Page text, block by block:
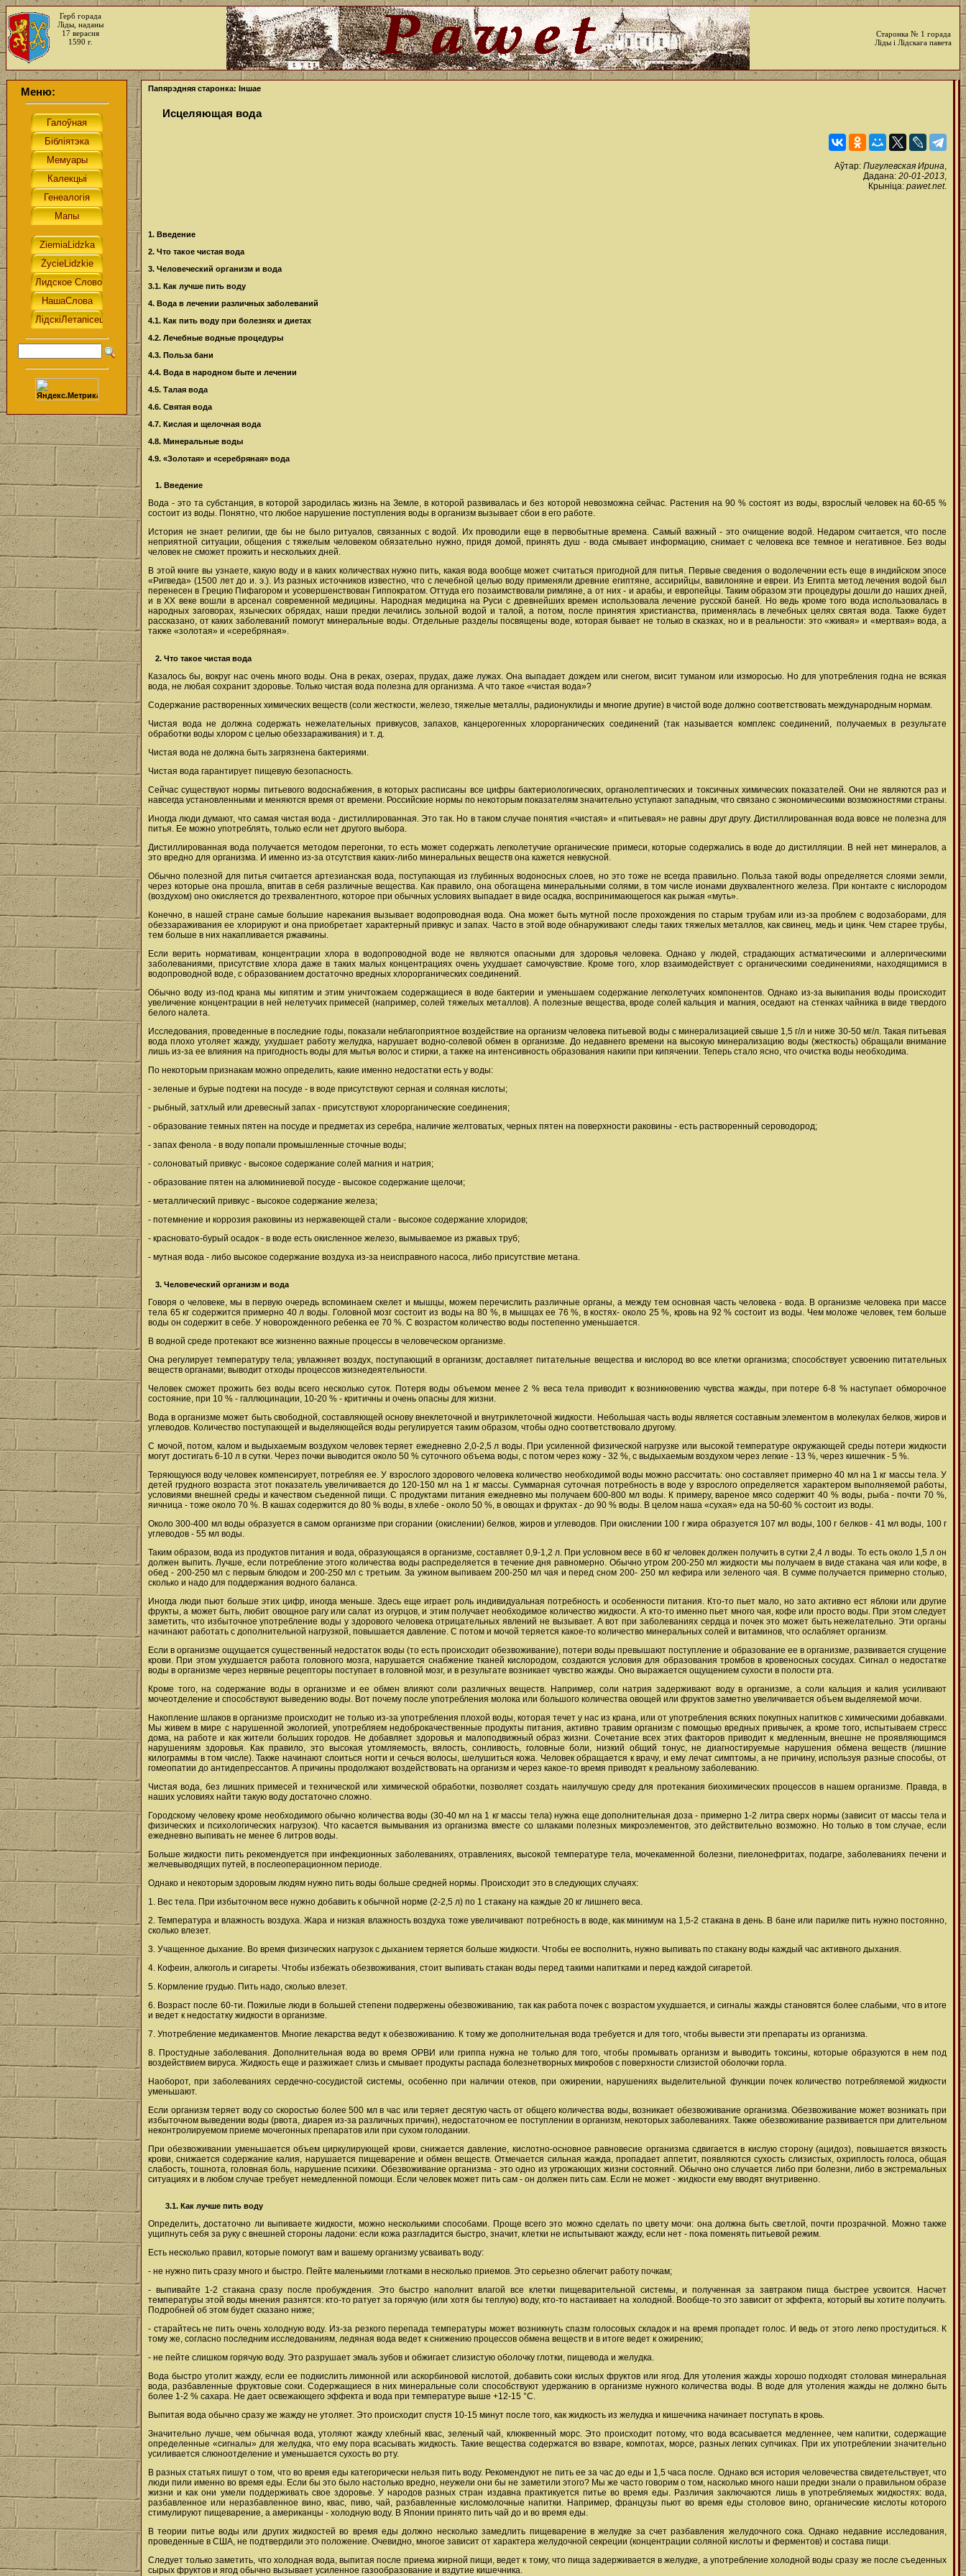
Герб горада
Ліды, наданы
17 верасня
1590 г.
Старонка № 1 горада
Ліды і Лідскага павета
Меню: Папярэдняя старонка: Іншае
Исцеляющая вода
Аўтар: Пигулевская Ирина,
Дадана: 20-01-2013,
Крыніца: pawet.net.
1. Введение
2. Что такое чистая вода
3. Человеческий организм и вода
3.1. Как лучше пить воду
4. Вода в лечении различных заболеваний
4.1. Как пить воду при болезнях и диетах
4.2. Лечебные водные процедуры
4.3. Польза бани
4.4. Вода в народном быте и лечении
4.5. Талая вода
4.6. Святая вода
4.7. Кислая и щелочная вода
4.8. Минеральные воды
4.9. «Золотая» и «серебряная» вода
1. Введение
Вода - это та субстанция, в которой зародилась жизнь на Земле, в которой развивалась и без которой невозможна сейчас. Растения на 90 % состоят из воды, взрослый человек на 60-65 %
состоит из воды. Понятно, что любое нарушение поступления воды в организм вызывает сбои в его работе.
История не знает религии, где бы не было ритуалов, связанных с водой. Их проводили еще в первобытные времена. Самый важный - это очищение водой. Недаром считается, что после
неприятной ситуации, общения с тяжелым человеком обязательно нужно, придя домой, принять душ - вода смывает информацию, снимает с человека все темное и негативное. Без воды
человек не сможет прожить и нескольких дней.
В этой книге вы узнаете, какую воду и в каких количествах нужно пить, какая вода вообще может считаться пригодной для питья. Первые сведения о водолечении есть еще в индийском эпосе
«Ригведа» (1500 лет до и. э.). Из разных источников известно, что с лечебной целью воду применяли древние египтяне, ассирийцы, вавилоняне и евреи. Из Египта метод лечения водой был
перенесен в Грецию Пифагором и усовершенствован Гиппократом. Оттуда его позаимствовали римляне, а от них - и арабы, и европейцы. Таким образом эти процедуры дошли до наших дней,
и в ХХ веке вошли в арсенал современной медицины. Народная медицина на Руси с древнейших времен использовала лечение русской баней. Но ведь кроме того вода использовалась в
народных заговорах, языческих обрядах, наши предки лечились зольной водой и талой, а потом, после принятия христианства, применялась в лечебных целях святая вода. Также будет
рассказано, от каких заболеваний помогут минеральные воды. Отдельные разделы посвящены воде, которая бывает не только в сказках, но и в реальности: это «живая» и «мертвая» вода, а
также «золотая» и «серебряная».
2. Что такое чистая вода
Казалось бы, вокруг нас очень много воды. Она в реках, озерах, прудах, даже лужах. Она выпадает дождем или снегом, висит туманом или изморосью. Но для употребления годна не всякая
вода, не любая сохранит здоровье. Только чистая вода полезна для организма. А что такое «чистая вода»?
Содержание растворенных химических веществ (соли жесткости, железо, тяжелые металлы, радионуклиды и многие другие) в чистой воде должно соответствовать международным нормам.
Чистая вода не должна содержать нежелательных привкусов, запахов, канцерогенных хлорорганических соединений (так называется комплекс соединений, получаемых в результате
обработки воды хлором с целью обеззараживания) и т. д.
Чистая вода не должна быть загрязнена бактериями.
Чистая вода гарантирует пищевую безопасность.
Сейчас существуют нормы питьевого водоснабжения, в которых расписаны все цифры бактериологических, органолептических и токсичных химических показателей. Они не являются раз и
навсегда установленными и меняются время от времени. Российские нормы по некоторым показателям значительно уступают западным, что связано с экономическими возможностями страны.
Иногда люди думают, что самая чистая вода - дистиллированная. Это так. Но в таком случае понятия «чистая» и «питьевая» не равны друг другу. Дистиллированная вода вовсе не полезна для
питья. Ее можно употреблять, только если нет другого выбора.
Дистиллированная вода получается методом перегонки, то есть может содержать легколетучие органические примеси, которые содержались в воде до дистилляции. В ней нет минералов, а
это вредно для организма. И именно из-за отсутствия каких-либо минеральных веществ она кажется невкусной.
Обычно полезной для питья считается артезианская вода, поступающая из глубинных водоносных слоев, но это тоже не всегда правильно. Польза такой воды определяется слоями земли,
через которые она прошла, впитав в себя различные вещества. Как правило, она обогащена минеральными солями, в том числе ионами двухвалентного железа. При контакте с кислородом
(воздухом) оно окисляется до трехвалентного, которое при обычных условиях выпадает в виде осадка, воспринимающегося как рыжая «муть».
Конечно, в нашей стране самые большие нарекания вызывает водопроводная вода. Она может быть мутной после прохождения по старым трубам или из-за проблем с водозаборами, для
обеззараживания ее хлорируют и она приобретает характерный привкус и запах. Часто в этой воде обнаруживают следы таких тяжелых металлов, как свинец, медь и цинк. Чем старее трубы,
тем больше в них накапливается ржавчины.
Если верить нормативам, концентрации хлора в водопроводной воде не являются опасными для здоровья человека. Однако у людей, страдающих астматическими и аллергическими
заболеваниями, присутствие хлора даже в таких малых концентрациях очень ухудшает самочувствие. Кроме того, хлор взаимодействует с органическими соединениями, находящимися в
водопроводной воде, с образованием достаточно вредных хлорорганических соединений.
Обычно воду из-под крана мы кипятим и этим уничтожаем содержащиеся в воде бактерии и уменьшаем содержание легколетучих компонентов. Однако из-за выкипания воды происходит
увеличение концентрации в ней нелетучих примесей (например, солей тяжелых металлов). А полезные вещества, вроде солей кальция и магния, оседают на стенках чайника в виде твердого
белого налета.
Исследования, проведенные в последние годы, показали неблагоприятное воздействие на организм человека питьевой воды с минерализацией свыше 1,5 г/л и ниже 30-50 мг/л. Такая питьевая
вода плохо утоляет жажду, ухудшает работу желудка, нарушает водно-солевой обмен в организме. До недавнего времени на высокую минерализацию воды (жесткость) обращали внимание
лишь из-за ее влияния на пригодность воды для мытья волос и стирки, а также на интенсивность образования накипи при кипячении. Теперь стало ясно, что очистка воды необходима.
По некоторым признакам можно определить, какие именно недостатки есть у воды:
- зеленые и бурые подтеки на посуде - в воде присутствуют серная и соляная кислоты;
- рыбный, затхлый или древесный запах - присутствуют хлорорганические соединения;
- образование темных пятен на посуде и предметах из серебра, наличие желтоватых, черных пятен на поверхности раковины - есть растворенный сероводород;
- запах фенола - в воду попали промышленные сточные воды;
- солоноватый привкус - высокое содержание солей магния и натрия;
- образование пятен на алюминиевой посуде - высокое содержание щелочи;
- металлический привкус - высокое содержание железа;
- потемнение и коррозия раковины из нержавеющей стали - высокое содержание хлоридов;
- красновато-бурый осадок - в воде есть окисленное железо, вымываемое из ржавых труб;
- мутная вода - либо высокое содержание воздуха из-за неисправного насоса, либо присутствие метана.
3. Человеческий организм и вода
Говоря о человеке, мы в первую очередь вспоминаем скелет и мышцы, можем перечислить различные органы, а между тем основная часть человека - вода. В организме человека при массе
тела 65 кг содержится примерно 40 л воды. Головной мозг состоит из воды на 80 %, в мышцах ее 76 %, в костях- около 25 %, кровь на 92 % состоит из воды. Чем моложе человек, тем больше
воды он содержит в себе. У новорожденного ребенка ее 70 %. С возрастом количество воды постепенно уменьшается.
В водной среде протекают все жизненно важные процессы в человеческом организме.
Она регулирует температуру тела; увлажняет воздух, поступающий в организм; доставляет питательные вещества и кислород во все клетки организма; способствует усвоению питательных
веществ органами; выводит отходы процессов жизнедеятельности.
Человек сможет прожить без воды всего несколько суток. Потеря воды объемом менее 2 % веса тела приводит к возникновению чувства жажды, при потере 6-8 % наступает обморочное
состояние, при 10 % - галлюцинации, 10-20 % - критичны и очень опасны для жизни.
Вода в организме может быть свободной, составляющей основу внеклеточной и внутриклеточной жидкости. Небольшая часть воды является составным элементом в молекулах белков, жиров и
углеводов. Количество поступающей и выделяющейся воды регулируется таким образом, чтобы одно соответствовало другому.
С мочой, потом, калом и выдыхаемым воздухом человек теряет ежедневно 2,0-2,5 л воды. При усиленной физической нагрузке или высокой температуре окружающей среды потери жидкости
могут достигать 6-10 л в сутки. Через почки выводится около 50 % суточного объема воды, с потом через кожу - 32 %, с выдыхаемым воздухом через легкие - 13 %, через кишечник - 5 %.
Теряющуюся воду человек компенсирует, потребляя ее. У взрослого здорового человека количество необходимой воды можно рассчитать: оно составляет примерно 40 мл на 1 кг массы тела. У
детей грудного возраста этот показатель увеличивается до 120-150 мл на 1 кг массы. Суммарная суточная потребность в воде у взрослого определяется характером выполняемой работы,
условиями внешней среды и качеством съеденной пищи. С продуктами питания ежедневно мы получаем 600-800 мл воды. К примеру, вареное мясо содержит 40 % воды, рыба - почти 70 %,
яичница - тоже около 70 %. В кашах содержится до 80 % воды, в хлебе - около 50 %, в овощах и фруктах - до 90 % воды. В целом наша «сухая» еда на 50-60 % состоит из воды.
Около 300-400 мл воды образуется в самом организме при сгорании (окислении) белков, жиров и углеводов. При окислении 100 г жира образуется 107 мл воды, 100 г белков - 41 мл воды, 100 г
углеводов - 55 мл воды.
Таким образом, вода из продуктов питания и вода, образующаяся в организме, составляет 0,9-1,2 л. При условном весе в 60 кг человек должен получить в сутки 2,4 л воды. То есть около 1,5 л он
должен выпить. Лучше, если потребление этого количества воды распределяется в течение дня равномерно. Обычно утром 200-250 мл жидкости мы получаем в виде стакана чая или кофе, в
обед - 200-250 мл с первым блюдом и 200-250 мл с третьим. За ужином выпиваем 200-250 мл чая и перед сном 200- 250 мл кефира или зеленого чая. В сумме получается примерно столько,
сколько и надо для поддержания водного баланса.
Иногда люди пьют больше этих цифр, иногда меньше. Здесь еще играет роль индивидуальная потребность и особенности питания. Кто-то пьет мало, но зато активно ест яблоки или другие
фрукты, а может быть, любит овощное рагу или салат из огурцов, и этим получает необходимое количество жидкости. А кто-то именно пьет много чая, кофе или просто воды. При этом следует
заметить, что избыточное употребление воды у здорового человека отрицательных явлений не вызывает. А вот при заболеваниях сердца и почек это может быть нежелательно. Эти органы
начинают работать с дополнительной нагрузкой, повышается давление. С потом и мочой теряется какое-то количество минеральных солей и витаминов, что ослабляет организм.
Если в организме ощущается существенный недостаток воды (то есть происходит обезвоживание), потери воды превышают поступление и образование ее в организме, развивается сгущение
крови. При этом ухудшается работа головного мозга, нарушается снабжение тканей кислородом, создаются условия для образования тромбов в кровеносных сосудах. Сигнал о недостатке
воды в организме через нервные рецепторы поступает в головной мозг, и в результате возникает чувство жажды. Оно выражается ощущением сухости в полости рта.
Кроме того, на содержание воды в организме и ее обмен влияют соли различных веществ. Например, соли натрия задерживают воду в организме, а соли кальция и калия усиливают
мочеотделение и способствуют выведению воды. Вот почему после употребления молока или большого количества овощей или фруктов заметно увеличивается объем выделяемой мочи.
Накопление шлаков в организме происходит не только из-за употребления плохой воды, которая течет у нас из крана, или от употребления всяких покупных напитков с химическими добавками.
Мы живем в мире с нарушенной экологией, употребляем недоброкачественные продукты питания, активно травим организм с помощью вредных привычек, а кроме того, испытываем стресс
дома, на работе и как жители больших городов. Не добавляет здоровья и малоподвижный образ жизни. Сочетание всех этих факторов приводит к медленным, внешне не проявляющимся
нарушениям здоровья. Как правило, это высокая утомляемость, вялость, сонливость, головные боли, низкий общий тонус, не диагностируемые нарушения обмена веществ (лишние
килограммы в том числе). Также начинают слоиться ногти и сечься волосы, шелушиться кожа. Человек обращается к врачу, и ему лечат симптомы, а не причину, используя разные способы, от
гомеопатии до антидепрессантов. А причины продолжают воздействовать на организм и через какое-то время приводят к реальному заболеванию.
Чистая вода, без лишних примесей и технической или химической обработки, позволяет создать наилучшую среду для протекания биохимических процессов в нашем организме. Правда, в
наших условиях найти такую воду достаточно сложно.
Городскому человеку кроме необходимого обычно количества воды (30-40 мл на 1 кг массы тела) нужна еще дополнительная доза - примерно 1-2 литра сверх нормы (зависит от массы тела и
физических и психологических нагрузок). Что касается вымывания из организма вместе со шлаками полезных микроэлементов, это действительно возможно. Но только в том случае, если
ежедневно выпивать не менее 6 литров воды.
Больше жидкости пить рекомендуется при инфекционных заболеваниях, отравлениях, высокой температуре тела, мочекаменной болезни, пиелонефритах, подагре, заболеваниях печени и
желчевыводящих путей, в послеоперационном периоде.
Однако и некоторым здоровым людям нужно пить воды больше средней нормы. Происходит это в следующих случаях:
1. Вес тела. При избыточном весе нужно добавить к обычной норме (2-2,5 л) по 1 стакану на каждые 20 кг лишнего веса.
2. Температура и влажность воздуха. Жара и низкая влажность воздуха тоже увеличивают потребность в воде, как минимум на 1,5-2 стакана в день. В бане или парилке пить нужно постоянно,
сколько влезет.
3. Учащенное дыхание. Во время физических нагрузок с дыханием теряется больше жидкости. Чтобы ее восполнить, нужно выпивать по стакану воды каждый час активного дыхания.
4. Кофеин, алкоголь и сигареты. Чтобы избежать обезвоживания, стоит выпивать стакан воды перед такими напитками и перед каждой сигаретой.
5. Кормление грудью. Пить надо, сколько влезет.
6. Возраст после 60-ти. Пожилые люди в большей степени подвержены обезвоживанию, так как работа почек с возрастом ухудшается, и сигналы жажды становятся более слабыми, что в итоге
и ведет к недостатку жидкости в организме.
7. Употребление медикаментов. Многие лекарства ведут к обезвоживанию. К тому же дополнительная вода требуется и для того, чтобы вывести эти препараты из организма.
8. Простудные заболевания. Дополнительная вода во время ОРВИ или гриппа нужна не только для того, чтобы промывать организм и выводить токсины, которые образуются в нем под
воздействием вируса. Жидкость еще и разжижает слизь и смывает продукты распада болезнетворных микробов с поверхности слизистой оболочки горла.
Наоборот, при заболеваниях сердечно-сосудистой системы, особенно при наличии отеков, при ожирении, нарушениях выделительной функции почек количество потребляемой жидкости
уменьшают.
Если организм теряет воду со скоростью более 500 мл в час или теряет десятую часть от общего количества воды, возникает обезвоживание организма. Обезвоживание может возникать при
избыточном выведении воды (рвота, диарея из-за различных причин), недостаточном ее поступлении в организм, некоторых заболеваниях. Также обезвоживание развивается при длительном
неконтролируемом приеме мочегонных препаратов или при сухом голодании.
При обезвоживании уменьшается объем циркулирующей крови, снижается давление, кислотно-основное равновесие организма сдвигается в кислую сторону (ацидоз), повышается вязкость
крови, снижается содержание калия, нарушается пищеварение и обмен веществ. Отмечается сильная жажда, пропадает аппетит, появляются сухость слизистых, охриплость голоса, общая
слабость, тошнота, головная боль, нарушение психики. Обезвоживание организма - это одно из угрожающих жизни состояний. Обычно оно случается либо при болезни, либо в экстремальных
ситуациях и в любом случае требует немедленной помощи. Если человек может пить сам - он должен пить сам. Если не может - жидкости ему вводят внутривенно.
3.1. Как лучше пить воду
Определить, достаточно ли выпиваете жидкости, можно несколькими способами. Проще всего это можно сделать по цвету мочи: она должна быть светлой, почти прозрачной. Можно также
ущипнуть себя за руку с внешней стороны ладони: если кожа разгладится быстро, значит, клетки не испытывают жажду, если нет - пока поменять питьевой режим.
Есть несколько правил, которые помогут вам и вашему организму усваивать воду:
- не нужно пить сразу много и быстро. Пейте маленькими глотками в несколько приемов. Это серьезно облегчит работу почкам;
- выпивайте 1-2 стакана сразу после пробуждения. Это быстро наполнит влагой все клетки пищеварительной системы, и полученная за завтраком пища быстрее усвоится. Насчет
температуры этой воды мнения разнятся: кто-то ратует за горячую (или хотя бы теплую) воду, кто-то настаивает на холодной. Вообще-то это зависит от эффекта, который вы хотите получить.
Подробней об этом будет сказано ниже;
- старайтесь не пить очень холодную воду. Из-за резкого перепада температуры может возникнуть спазм голосовых складок и на время пропадет голос. И ведь от этого легко простудиться. К
тому же, согласно последним исследованиям, ледяная вода ведет к снижению процессов обмена веществ и в итоге ведет к ожирению;
- не пейте слишком горячую воду. Это разрушает эмаль зубов и обжигает слизистую оболочку глотки, пищевода и желудка.
Вода быстро утолит жажду, если ее подкислить лимонной или аскорбиновой кислотой, добавить соки кислых фруктов или ягод. Для утоления жажды хорошо подходят столовая минеральная
вода, разбавленные фруктовые соки. Содержащиеся в них минеральные соли способствуют удержанию в организме нужного количества воды. В воде для утоления жажды не должно быть
более 1-2 % сахара. Не дает освежающего эффекта и вода при температуре выше +12-15 °С.
Выпитая вода обычно сразу же жажду не утоляет. Это происходит спустя 10-15 минут после того, как жидкость из желудка и кишечника начинает поступать в кровь.
Значительно лучше, чем обычная вода, утоляют жажду хлебный квас, зеленый чай, клюквенный морс. Это происходит потому, что вода всасывается медленнее, чем напитки, содержащие
определенные «сигналы» для желудка, что ему пора всасывать жидкость. Такие вещества содержатся во взваре, компотах, морсе, разных легких супчиках. При их употреблении значительно
усиливается слюноотделение и уменьшается сухость во рту.
В разных статьях пишут о том, что во время еды категорически нельзя пить воду. Рекомендуют не пить ее за час до еды и 1,5 часа после. Однако вся история человечества свидетельствует, что
люди пили именно во время еды. Если бы это было настолько вредно, неужели они бы не заметили этого? Мы же часто говорим о том, насколько много наши предки знали о правильном образе
жизни и как они умели поддерживать свое здоровье. У народов разных стран издавна практикуется питье во время еды. Различия заключаются лишь в употребляемых жидкостях: вода,
разбавленное или неразбавленное вино, квас, пиво, чай, разбавленные кисломолочные напитки. Например, французы пьют во время еды столовое вино, органические кислоты которого
стимулируют пищеварение, а американцы - холодную воду. В Японии принято пить чай до и во время еды.
В теории питье воды или других жидкостей во время еды должно несколько замедлить пищеварение в желудке за счет разбавления желудочного сока. Однако недавние исследования,
проведенные в США, не подтвердили это положение. Очевидно, многое зависит от характера желудочной секреции (концентрации соляной кислоты и ферментов) и состава пищи.
Следует только заметить, что холодная вода, выпитая после приема жирной пищи, ведет к тому, что пища задерживается в желудке, а употребление холодной воды сразу же после съеденных
сырых фруктов и ягод обычно вызывает усиленное газообразование и вздутие кишечника.